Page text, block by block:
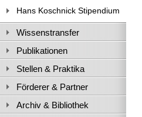
Hans Koschnick Stipendium
Wissenstransfer
Publikationen
Stellen & Praktika
Förderer & Partner
Archiv & Bibliothek